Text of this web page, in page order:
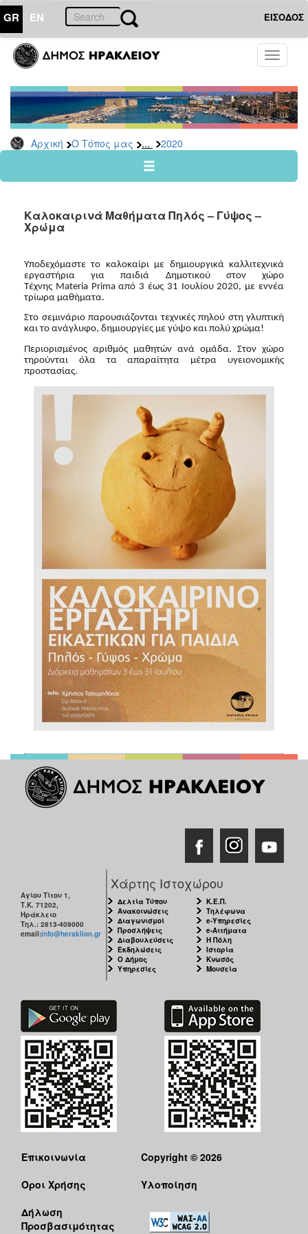
GR EN ΕΙΣΟΔΟΣ
Toggle
Αρχική Ο Τόπος μας ... 2020
ΤΟΠΟΣ
ΜΑΣ
Ανακοινώσεις
Αρχείο
2026
2024
2022
2020
2019
2018
2017
2016
2015
2012
Καλοκαιρινά Μαθήματα Πηλός – Γύψος –
Χρώμα
Υποδεχόμαστε το καλοκαίρι με δημιουργικά καλλιτεχνικά
εργαστήρια για παιδιά Δημοτικού στον χώρο
Τέχνης Materia Prima από 3 έως 31 Ιουλίου 2020, με εννέα
τρίωρα μαθήματα.
Στο σεμινάριο παρουσιάζονται τεχνικές πηλού στη γλυπτική
και το ανάγλυφο, δημιουργίες με γύψο και πολύ χρώμα!
Περιορισμένος αριθμός μαθητών ανά ομάδα. Στον χώρο
τηρούνται όλα τα απαραίτητα μέτρα υγειονομικής
προστασίας.
Αγίου Τίτου 1,
Τ.Κ. 71202,
Ηράκλειο
Τηλ.: 2813-409000
email:info@heraklion.gr
Χάρτης Ιστοχώρου
Δελτία Τύπου
Ανακοινώσεις
Διαγωνισμοί
Προσλήψεις
Διαβουλεύσεις
Εκδηλώσεις
Ο Δήμος
Υπηρεσίες
Κ.Ε.Π.
Τηλέφωνα
e-Υπηρεσίες
e-Αιτήματα
Η Πόλη
Ιστορία
Κνωσός
Μουσεία
Επικοινωνία
Όροι Χρήσης
Δήλωση
Προσβασιμότητας
Copyright © 2026
Υλοποίηση